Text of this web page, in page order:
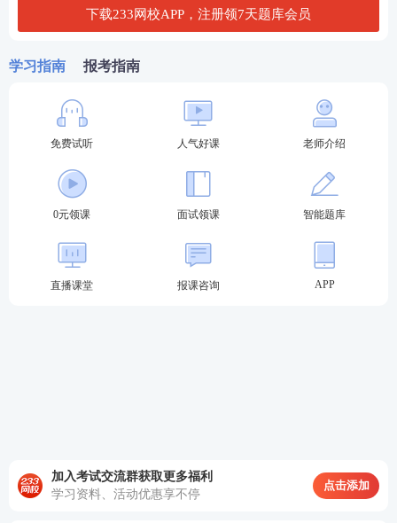
①观察法受观察对象的限制，不适宜于对内部核心问
②观察法受观察者本人的限制，难以做到绝对客观
化，所得资料不免带有一定的主观性。
③观察法需要大量的时间与精力，所以不适用于大样
本研究，因此会影响研究结果的代表性。
④自然状态下的观察缺乏控制，无关变量混杂其中，
可能会使观察结果缺乏科学性。
区别：观察者是否借助一定的仪器、设备考察研究对
象。
下载233网校APP，注册领7天题库会员
学习指南 报考指南
免费试听 人气好课 老师介绍
0元领课 面试领课 智能题库
直播课堂 报课咨询 APP
加入考试交流群获取更多福利
学习资料、活动优惠享不停
点击添加